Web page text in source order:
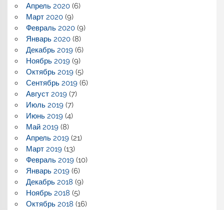
Апрель 2020(6)
Март 2020(9)
Февраль 2020(9)
Январь 2020(8)
Декабрь 2019(6)
Ноябрь 2019(9)
Октябрь 2019(5)
Сентябрь 2019(6)
Август 2019(7)
Июль 2019(7)
Июнь 2019(4)
Май 2019(8)
Апрель 2019(21)
Март 2019(13)
Февраль 2019(10)
Январь 2019(6)
Декабрь 2018 (9)
Ноябрь 2018 (5)
Октябрь 2018 (16)